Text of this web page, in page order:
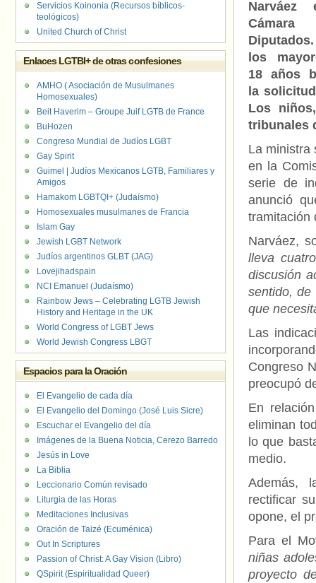
Narváez
los
18 años
la
Los
tribunales
La ministra
en la
serie de
anunció
tramitación
Narváez,
lleva
discusión
sentido, de
que
Las
Congreso
preocupó
En
eliminan
lo que
medio.
Además,
rectificar
opone, el
Para el
niñas
proyecto
Servicios Koinonia (Recursos bíblicos-
teológicos)
United Church of Christ
Enlaces LGTBI+ de otras confesiones
AMHO ( Asociación de Musulmanes
Homosexuales)
Beit Haverim – Groupe Juif LGTB de France
BuHozen
Congreso Mundial de Judíos LGBT
Gay Spirit
Guimel | Judíos Mexicanos LGTB, Familiares y
Amigos
Hamakom LGBTQI+ (Judaísmo)
Homosexuales musulmanes de Francia
Islam Gay
Jewish LGBT Network
Judíos argentinos GLBT (JAG)
Lovejihadspain
NCI Emanuel (Judaísmo)
Rainbow Jews – Celebrating LGTB Jewish
History and Heritage in the UK
World Congress of LGBT Jews
World Jewish Congress LBGT
Espacios para la Oración
El Evangelio de cada día
El Evangelio del Domingo (José Luis Sicre)
Escuchar el Evangelio del día
Imágenes de la Buena Noticia, Cerezo Barredo
Jesús in Love
La Biblia
Leccionario Común revisado
Liturgia de las Horas
Meditaciones Inclusivas
Oración de Taizé (Ecuménica)
Out In Scriptures
Passion of Christ: A Gay Vision (Libro)
QSpirit (Espiritualidad Queer)